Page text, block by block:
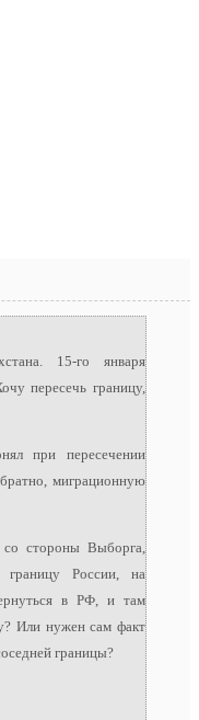
15-го января
пересечь границу,
при пересечении
миграционную
стороны Выборга,
России, на
в РФ, и там
Или нужен сам факт
границы?